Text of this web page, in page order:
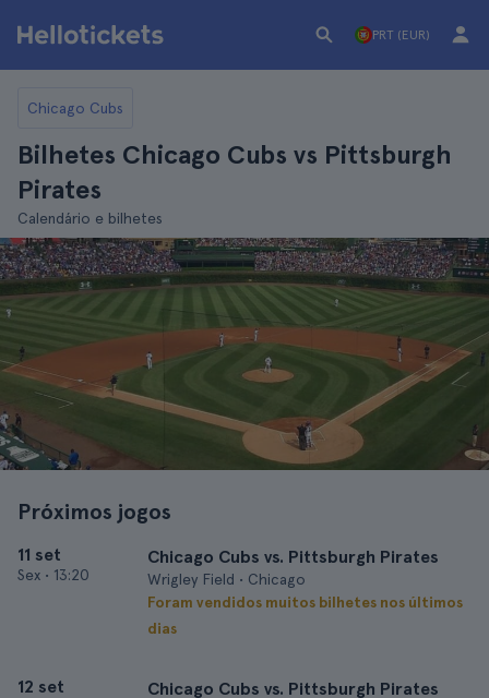
PRT (EUR)
Chicago Cubs
Bilhetes Chicago Cubs vs Pittsburgh
Pirates
Calendário e bilhetes
Próximos jogos
11 set
Sex • 13:20
Chicago Cubs vs. Pittsburgh Pirates
Wrigley Field • Chicago
Foram vendidos muitos bilhetes nos últimos
dias
12 set Chicago Cubs vs. Pittsburgh Pirates